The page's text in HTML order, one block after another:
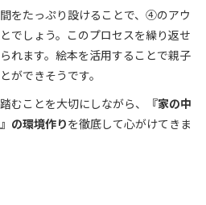
をたっぷり設けることで、④のアウ
でしょう。このプロセスを繰り返せ
れます。絵本を活用することで親子
ができそうです。
むことを大切にしながら、
『家の中
の環境作りを徹底して心がけてきま